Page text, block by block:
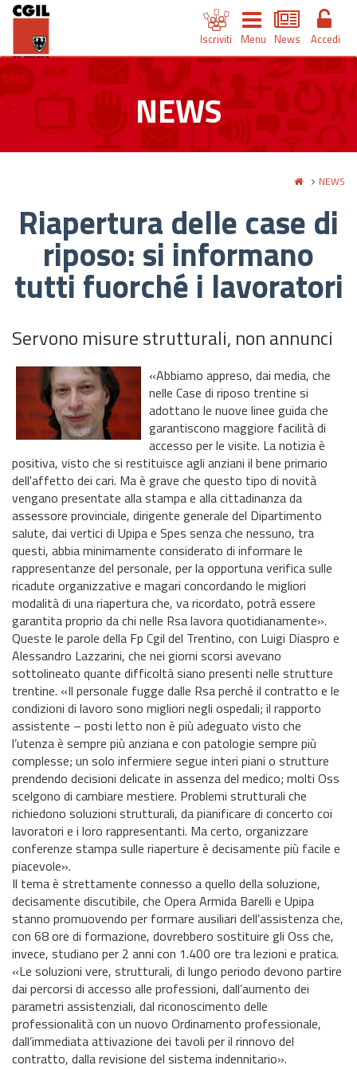
Iscriviti Menu News Accedi
NEWS
NEWS
Riapertura delle case di
riposo: si informano
tutti fuorché i lavoratori
Servono misure strutturali, non annunci
«Abbiamo appreso, dai media, che
nelle Case di riposo trentine si
adottano le nuove linee guida che
garantiscono maggiore facilità di
accesso per le visite. La notizia è
positiva, visto che si restituisce agli anziani il bene primario
dell'affetto dei cari. Ma è grave che questo tipo di novità
vengano presentate alla stampa e alla cittadinanza da
assessore provinciale, dirigente generale del Dipartimento
salute, dai vertici di Upipa e Spes senza che nessuno, tra
questi, abbia minimamente considerato di informare le
rappresentanze del personale, per la opportuna verifica sulle
ricadute organizzative e magari concordando le migliori
modalità di una riapertura che, va ricordato, potrà essere
garantita proprio da chi nelle Rsa lavora quotidianamente».
Queste le parole della Fp Cgil del Trentino, con Luigi Diaspro e
Alessandro Lazzarini, che nei giorni scorsi avevano
sottolineato quante difficoltà siano presenti nelle strutture
trentine. «Il personale fugge dalle Rsa perché il contratto e le
condizioni di lavoro sono migliori negli ospedali; il rapporto
assistente – posti letto non è più adeguato visto che
l’utenza è sempre più anziana e con patologie sempre più
complesse; un solo infermiere segue interi piani o strutture
prendendo decisioni delicate in assenza del medico; molti Oss
scelgono di cambiare mestiere. Problemi strutturali che
richiedono soluzioni strutturali, da pianificare di concerto coi
lavoratori e i loro rappresentanti. Ma certo, organizzare
conferenze stampa sulle riaperture è decisamente più facile e
piacevole».
Il tema è strettamente connesso a quello della soluzione,
decisamente discutibile, che Opera Armida Barelli e Upipa
stanno promuovendo per formare ausiliari dell’assistenza che,
con 68 ore di formazione, dovrebbero sostituire gli Oss che,
invece, studiano per 2 anni con 1.400 ore tra lezioni e pratica.
«Le soluzioni vere, strutturali, di lungo periodo devono partire
dai percorsi di accesso alle professioni, dall’aumento dei
parametri assistenziali, dal riconoscimento delle
professionalità con un nuovo Ordinamento professionale,
dall’immediata attivazione dei tavoli per il rinnovo del
contratto, dalla revisione del sistema indennitario».